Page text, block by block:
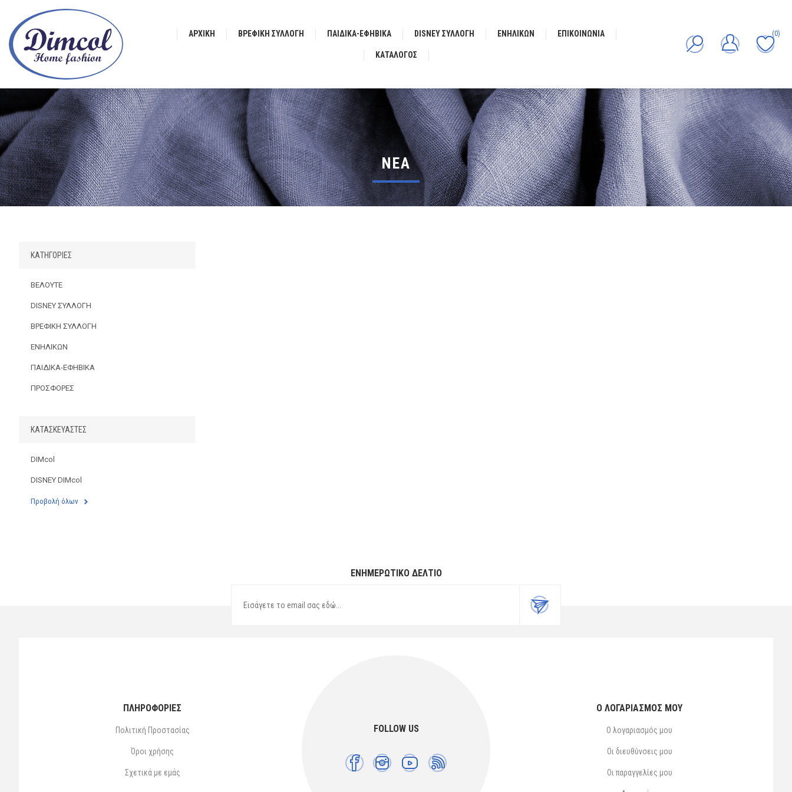
ΑΡΧΙΚΉ ΒΡΕΦΙΚΗ ΣΥΛΛΟΓΗ ΠΑΙΔΙΚΑ-ΕΦΗΒΙΚΑ DISNEY ΣΥΛΛΟΓΗ ΕΝΗΛΙΚΩΝ ΕΠΙΚΟΙΝΩΝΊΑ
ΚΑΤΆΛΟΓΟΣ
(0)
ΝΈΑ
ΚΑΤΗΓΟΡΊΕΣ
ΒΕΛΟΥΤΕ
DISNEY ΣΥΛΛΟΓΗ
ΒΡΕΦΙΚΗ ΣΥΛΛΟΓΗ
ΕΝΗΛΙΚΩΝ
ΠΑΙΔΙΚΑ-ΕΦΗΒΙΚΑ
ΠΡΟΣΦΟΡΕΣ
ΚΑΤΑΣΚΕΥΑΣΤΈΣ
DIMcol
DISNEY DIMcol
Προβολή όλων
ΕΝΗΜΕΡΩΤΙΚΌ ΔΕΛΤΊΟ
FOLLOW US
ΠΛΗΡΟΦΟΡΙΕΣ
Πολιτική Προστασίας
Όροι χρήσης
Σχετικά με εμάς
Ο ΛΟΓΑΡΙΑΣΜΌΣ ΜΟΥ
Ο λογαριασμός μου
Οι διευθύνσεις μου
Οι παραγγελίες μου